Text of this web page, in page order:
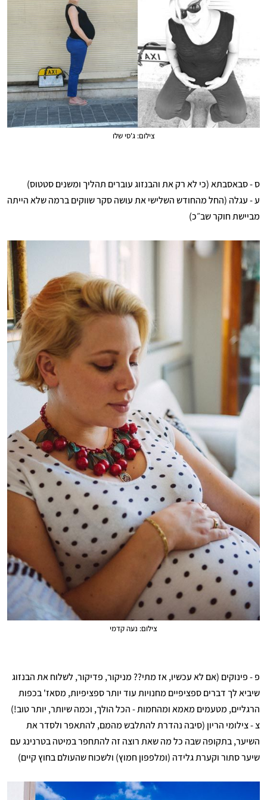
צילום: ג'סי שלו
ס - סבאסבתא (כי לא רק את והבנזוג עוברים תהליך ומשנים סטטוס)
ע - עגלה (החל מהחודש השלישי את עושה סקר שווקים ברמה שלא הייתה
מביישת חוקר שב״כ)
צילום: נעה קדמי
פ - פינוקים (אם לא עכשיו, אז מתי?? מניקור, פדיקור, לשלוח את הבנזוג
שיביא לך דברים ספציפיים מחנויות עוד יותר ספציפיות, מסאז' בכפות
הרגליים, מטעמים מאמא ומהחמות - הכל הולך, וכמה שיותר, יותר טוב!)
צ - צילומי הריון (סיבה נהדרת להתלבש מהמם, להתאפר ולסדר את
השיער, בתקופה שבה כל מה שאת רוצה זה להתחפר במיטה בטרנינג עם
שיער סתור וקערת גלידה (ומלפפון חמוץ) ולשכוח שהעולם בחוץ קיים)